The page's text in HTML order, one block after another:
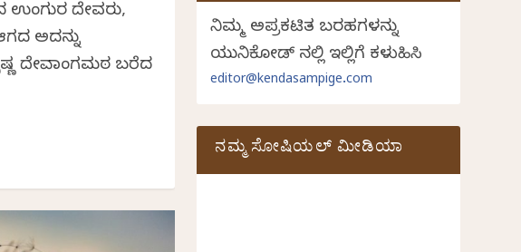
ಉಂಗುರ ದೇವರು,
ಅದನ್ನು
ದೇವಾಂಗಮಠ ಬರೆದ
ನಿಮ್ಮ ಅಪ್ರಕಟಿತ ಬರಹಗಳನ್ನು
ಯುನಿಕೋಡ್ ನಲ್ಲಿ ಇಲ್ಲಿಗೆ ಕಳುಹಿಸಿ
editor@kendasampige.com
ನಮ್ಮ ಸೋಷಿಯಲ್‌ ಮೀಡಿಯಾ